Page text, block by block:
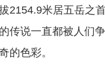
2154.9米居五岳之
传说一直都被人们
的色彩。